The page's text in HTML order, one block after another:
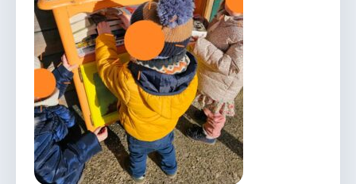
Découvrir la commune
VENDREDI 7 AOÛT 2026
Secrétariat ouvert
Lundi, mardi, jeudi, vendredi de 8h30 à 12h et
après-midi sur rendez-vous. Samedi sur rendez-
vous.